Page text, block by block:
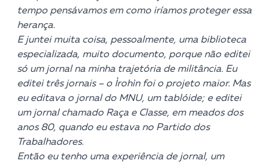
tempo pensávamos em como iríamos proteger essa
herança.
E juntei muita coisa, pessoalmente, uma biblioteca
especializada, muito documento, porque não editei
só um jornal na minha trajetória de militância. Eu
editei três jornais – o Ìrohìn foi o projeto maior. Mas
eu editava o jornal do MNU, um tablóide; e editei
um jornal chamado Raça e Classe, em meados dos
anos 80, quando eu estava no Partido dos
Trabalhadores.
Então eu tenho uma experiência de jornal, um